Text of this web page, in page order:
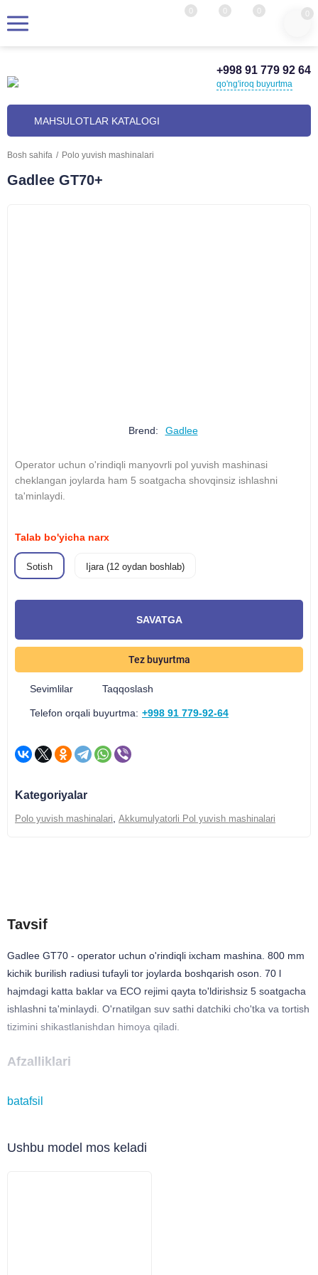
0 0 0 0
+998 91 779 92 64
qo'ng'iroq buyurtma
MAHSULOTLAR KATALOGI
Bosh sahifa / Polo yuvish mashinalari
Gadlee GT70+
Brend: Gadlee
Operator uchun o'rindiqli manyovrli pol yuvish mashinasi
cheklangan joylarda ham 5 soatgacha shovqinsiz ishlashni
ta'minlaydi.
Talab bo'yicha narx
Sotish Ijara (12 oydan boshlab)
SAVATGA
Tez buyurtma
Sevimlilar Taqqoslash
Telefon orqali buyurtma: +998 91 779-92-64
Kategoriyalar
Polo yuvish mashinalari Akkumulyatorli Pol yuvish mashinalari
Tavsif
Gadlee GT70 - operator uchun o'rindiqli ixcham mashina. 800 mm
kichik burilish radiusi tufayli tor joylarda boshqarish oson. 70 l
hajmdagi katta baklar va ECO rejimi qayta to'ldirishsiz 5 soatgacha
ishlashni ta'minlaydi. O'rnatilgan suv sathi datchiki cho'tka va tortish
tizimini shikastlanishdan himoya qiladi.
Afzalliklari
Qo'lda ishlatiladigan modellarga qaraganda tezroq ishlaydi
Ovozsiz tinch ishlashi (faqat 58 dB) - istalgan vaqtda
batafsil
Ushbu model mos keladi